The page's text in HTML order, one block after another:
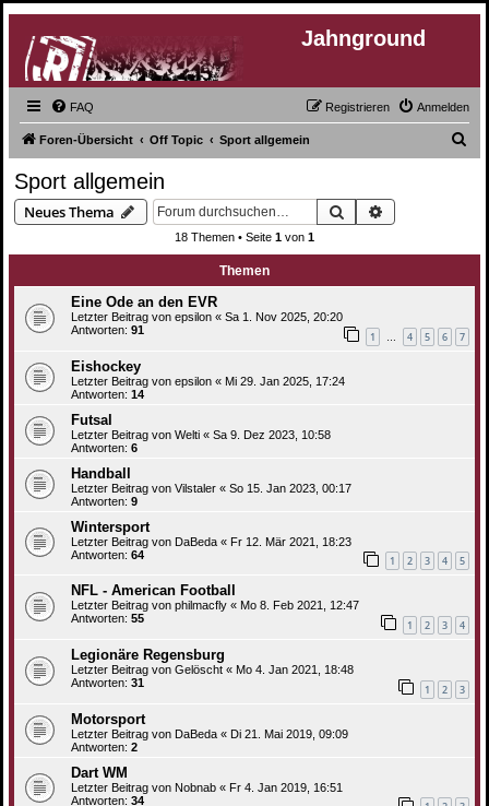
Jahnground
FAQ Anmelden
Registrieren
Foren-Übersicht Off Topic Sport allgemein
Sport allgemein
Neues Thema Suche
18 Themen • Seite 1 von 1
Themen
Eine Ode an den EVR
Letzter Beitrag von epsilon « Sa 1. Nov 2025, 20:20
Antworten: 91 1 … 4 5 6 7
Eishockey
Letzter Beitrag von epsilon « Mi 29. Jan 2025, 17:24
Antworten: 14
Futsal
Letzter Beitrag von Welti « Sa 9. Dez 2023, 10:58
Antworten: 6
Handball
Letzter Beitrag von Vilstaler « So 15. Jan 2023, 00:17
Antworten: 9
Wintersport
Letzter Beitrag von DaBeda « Fr 12. Mär 2021, 18:23
Antworten: 64 1 2 3 4 5
NFL - American Football
Letzter Beitrag von philmacfly « Mo 8. Feb 2021, 12:47
Antworten: 55 1 2 3 4
Legionäre Regensburg
Letzter Beitrag von Gelöscht « Mo 4. Jan 2021, 18:48
Antworten: 31 1 2 3
Motorsport
Letzter Beitrag von DaBeda « Di 21. Mai 2019, 09:09
Antworten: 2
Dart WM
Letzter Beitrag von Nobnab « Fr 4. Jan 2019, 16:51
Antworten: 34